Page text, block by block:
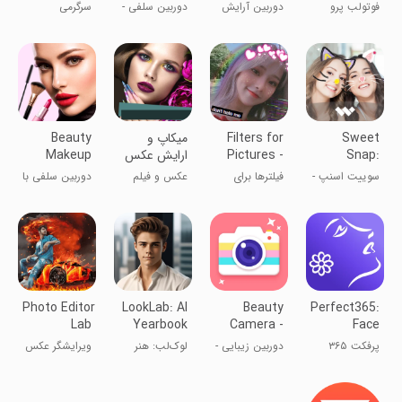
فوتولب پرو
Camera
دوربین آرایش
Camera
دوربین سلفی -
سرگرمی
Sweet
Snap:
Beauty
Face
سوییت اسنپ -
سلفی
Filters for
Pictures -
Camera
فیلترها برای
دوربین
میکاپ و
ارایش عکس
عکس و فیلم
Beauty
Makeup
Editor &
Camera
دوربین سلفی‌ با
Perfect365:
Face
Makeup
Editor
پرفکت ۳۶۵
Beauty
Camera -
Selfie
Camera
دوربین زیبایی -
LookLab: AI
Yearbook
Photo Art
لوک‌لب: هنر
Photo Editor pro SnapPic
Lab
ویرایشگر عکس